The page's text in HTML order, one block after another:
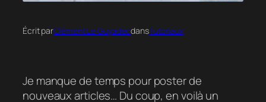
Écrit parClément Le GuyadecdansTutoriaux
Je manque de temps pour poster de
nouveaux articles… Du coup, en voilà un